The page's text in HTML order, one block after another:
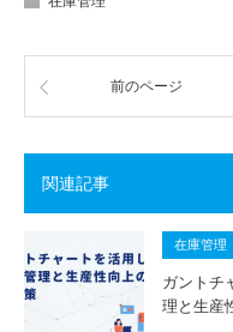
前のページ
関連記事
在庫管理
ガントチ
理と生産